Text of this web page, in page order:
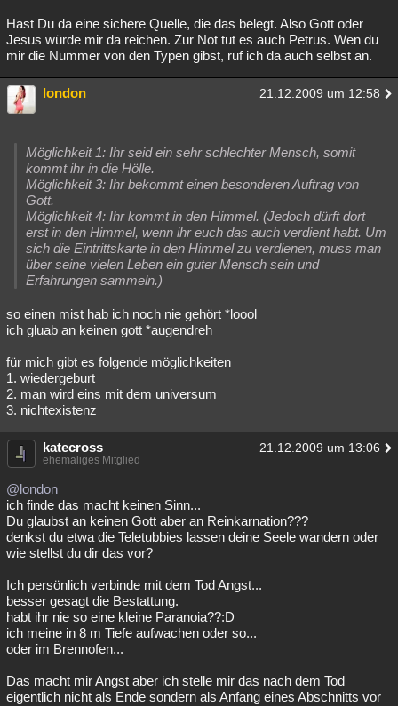
Hast Du da eine sichere Quelle, die das belegt. Also Gott oder
Jesus würde mir da reichen. Zur Not tut es auch Petrus. Wen du
mir die Nummer von den Typen gibst, ruf ich da auch selbst an.
london 21.12.2009 um 12:58
Möglichkeit 1: Ihr seid ein sehr schlechter Mensch, somit
kommt ihr in die Hölle.
Möglichkeit 3: Ihr bekommt einen besonderen Auftrag von
Gott.
Möglichkeit 4: Ihr kommt in den Himmel. (Jedoch dürft dort
erst in den Himmel, wenn ihr euch das auch verdient habt. Um
sich die Eintrittskarte in den Himmel zu verdienen, muss man
über seine vielen Leben ein guter Mensch sein und
Erfahrungen sammeln.)
so einen mist hab ich noch nie gehört *loool
ich gluab an keinen gott *augendreh
für mich gibt es folgende möglichkeiten
1. wiedergeburt
2. man wird eins mit dem universum
3. nichtexistenz
katecross 21.12.2009 um 13:06
ehemaliges Mitglied
@london
ich finde das macht keinen Sinn...
Du glaubst an keinen Gott aber an Reinkarnation???
denkst du etwa die Teletubbies lassen deine Seele wandern oder
wie stellst du dir das vor?
Ich persönlich verbinde mit dem Tod Angst...
besser gesagt die Bestattung.
habt ihr nie so eine kleine Paranoia??:D
ich meine in 8 m Tiefe aufwachen oder so...
oder im Brennofen...
Das macht mir Angst aber ich stelle mir das nach dem Tod
eigentlich nicht als Ende sondern als Anfang eines Abschnitts vor